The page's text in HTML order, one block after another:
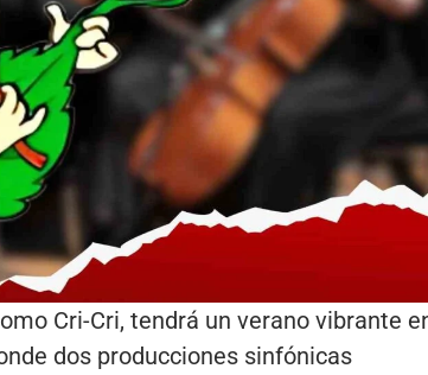
Cri-Cri, tendrá un verano vibrante
dos producciones sinfónicas